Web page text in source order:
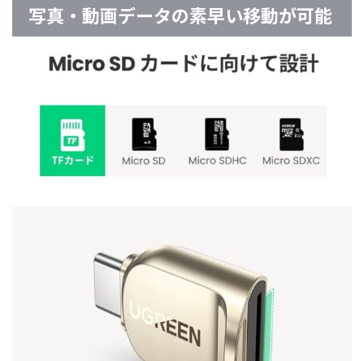
写真・動画データの素早い移動が可能